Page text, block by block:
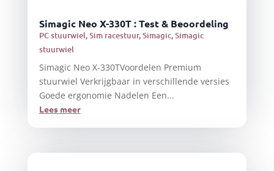
Simagic Neo X-330T : Test & Beoordeling
PC stuurwiel,Sim racestuur,Simagic,Simagic
stuurwiel
Simagic Neo X-330TVoordelen Premium
stuurwiel Verkrijgbaar in verschillende versies
Goede ergonomie Nadelen Een...
Lees meer